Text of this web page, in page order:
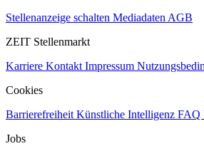
Stellenanzeige schalten Mediadaten AGB
ZEIT Stellenmarkt
Karriere Kontakt Impressum
Cookies
Barrierefreiheit Künstliche Intelligenz FAQ
Jobs